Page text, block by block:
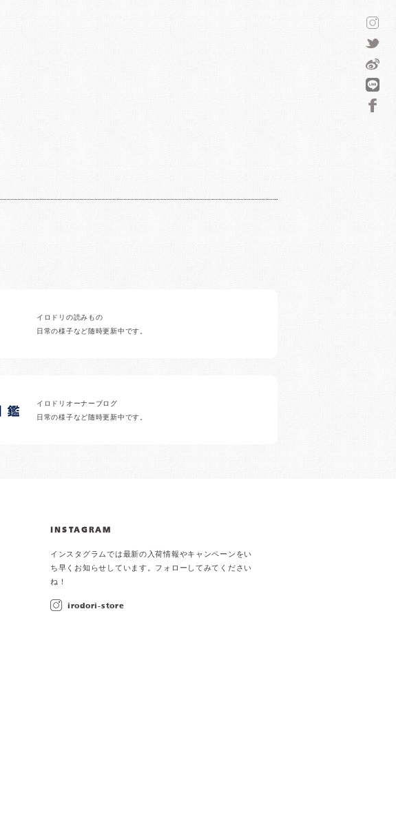
イロドリの読みもの
日常の様子など随時更新中です。
イロドリオーナーブログ
日常の様子など随時更新中です。
INSTAGRAM
インスタグラムでは最新の入荷情報やキャンペーンをい
ち早くお知らせしています。フォローしてみてください
ね！
irodori-store